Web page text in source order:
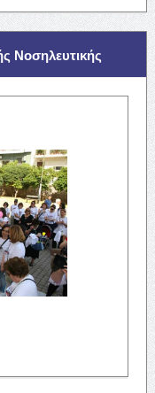
Νοσηλευτικής